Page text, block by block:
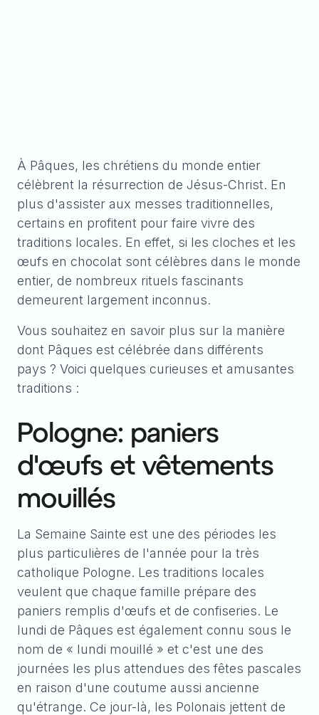
À Pâques, les chrétiens du monde entier
célèbrent la résurrection de Jésus-Christ. En
plus d'assister aux messes traditionnelles,
certains en profitent pour faire vivre des
traditions locales. En effet, si les cloches et les
œufs en chocolat sont célèbres dans le monde
entier, de nombreux rituels fascinants
demeurent largement inconnus.
Vous souhaitez en savoir plus sur la manière
dont Pâques est célébrée dans différents
pays ? Voici quelques curieuses et amusantes
traditions :
Pologne: paniers
d'œufs et vêtements
mouillés
La Semaine Sainte est une des périodes les
plus particulières de l'année pour la très
catholique Pologne. Les traditions locales
veulent que chaque famille prépare des
paniers remplis d'œufs et de confiseries. Le
lundi de Pâques est également connu sous le
nom de « lundi mouillé » et c'est une des
journées les plus attendues des fêtes pascales
en raison d'une coutume aussi ancienne
qu'étrange. Ce jour-là, les Polonais jettent de